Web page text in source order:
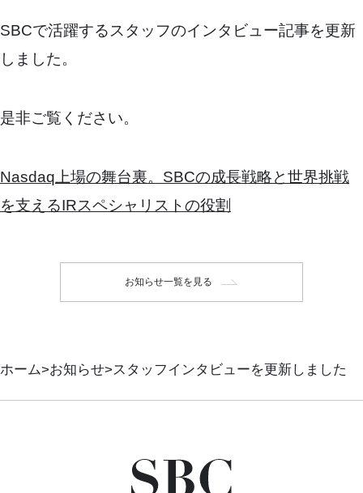
SBCで活躍するスタッフのインタビュー記事を更新
しました。
是非ご覧ください。
Nasdaq上場の舞台裏。SBCの成長戦略と世界挑戦
を支えるIRスペシャリストの役割
お知らせ一覧を見る
ホーム お知らせ スタッフインタビューを更新しました